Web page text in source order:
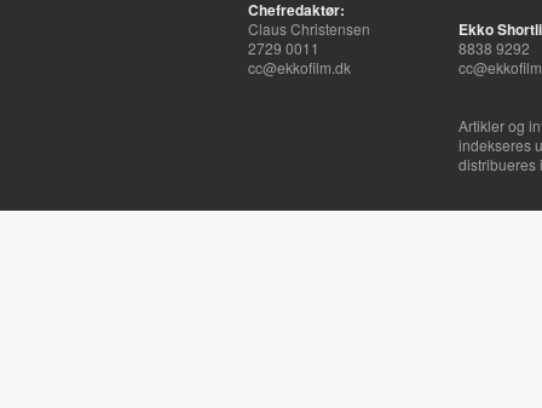
Chefredaktør:
Claus Christensen
2729 0011
cc@ekkofilm.dk
Ekko
8838 9292
Artikler og
indekseres
distribueres